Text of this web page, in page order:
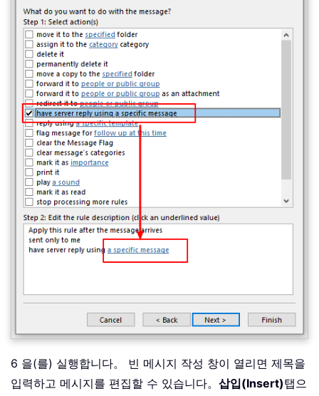
6 을(를) 실행합니다。 빈 메시지 작성 창이 열리면 제목을
입력하고 메시지를 편집할 수 있습니다。 삽입(Insert)탭으